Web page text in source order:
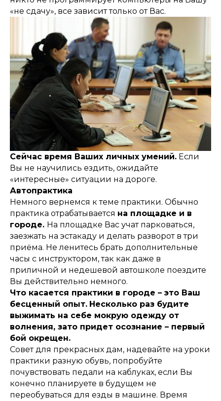
«не сдачу», все зависит только от Вас.
Сейчас время Ваших личных умений. Если
Вы не научились ездить, ожидайте
«интересные» ситуации на дороге.
Автопрактика
Немного вернемся к теме практики. Обычно
практика отрабатывается на площадке и в
городе. На площадке Вас учат парковаться,
заезжать на эстакаду и делать разворот в три
приёма. Не ленитесь брать дополнительные
часы с инструктором, так как даже в
приличной и недешевой автошколе поездите
Вы действительно немного.
Что касается практики в городе – это Ваш
бесценный опыт. Несколько раз будите
выжимать на себе мокрую одежду от
волнения, зато придет осознание – первый
бой окрещен.
Совет для прекрасных дам, надевайте на уроки
практики разную обувь, попробуйте
почувствовать педали на каблуках, если Вы
конечно планируете в будущем не
переобуваться для езды в машине. Время